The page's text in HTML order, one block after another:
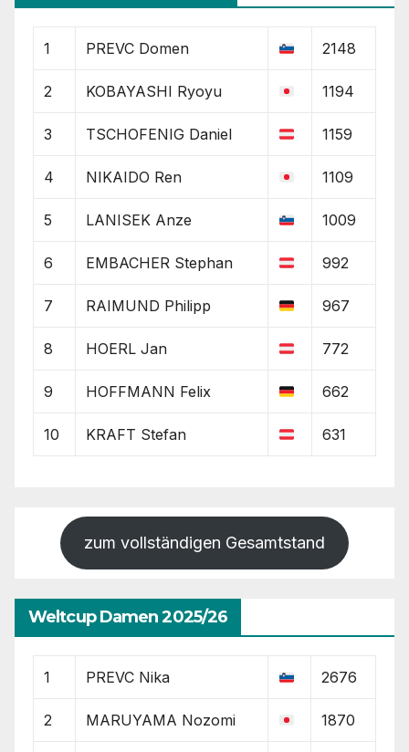
1 PREVC Domen 2148
2 KOBAYASHI Ryoyu 1194
3 TSCHOFENIG Daniel 1159
4 NIKAIDO Ren 1109
5 LANISEK Anze 1009
6 EMBACHER Stephan 992
7 RAIMUND Philipp 967
8 HOERL Jan 772
9 HOFFMANN Felix 662
10 KRAFT Stefan 631
zum vollständigen Gesamtstand
Weltcup Damen 2025/26
1 PREVC Nika 2676
2 MARUYAMA Nozomi 1870